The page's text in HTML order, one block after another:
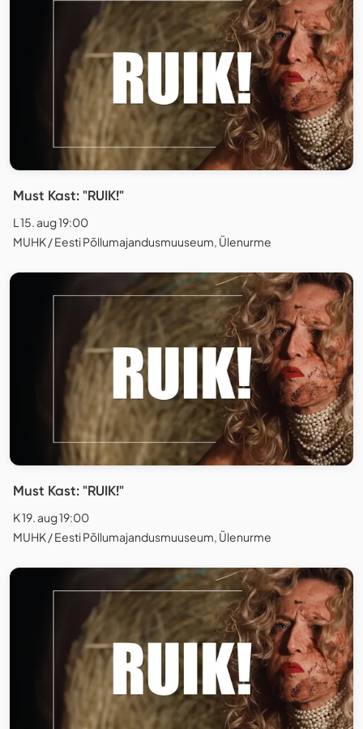
Must Kast: "RUIK!"
L 15. aug 19:00
MUHK / Eesti Põllumajandusmuuseum, Ülenurme
Must Kast: "RUIK!"
K 19. aug 19:00
MUHK / Eesti Põllumajandusmuuseum, Ülenurme